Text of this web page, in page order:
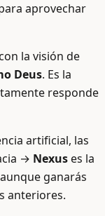
aprovechar
la visión de
Deus. Es la
responde
artificial, las
→ Nexuses la
ganarás
anteriores.